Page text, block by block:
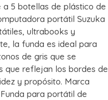
5 botellas de plástico de
portátil Suzuka
ultrabooks y
la funda es ideal para
de gris que se
que reflejan los bordes de
y propósito. Marca
para portátil de